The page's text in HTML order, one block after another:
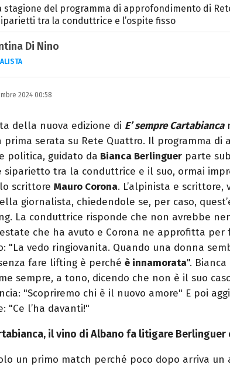
stagione del programma di approfondimento di
tra la conduttrice e l’ospite fisso
Di Nino
INSTAGRAM FACEBOOK SITO
laurea in Scienze Politiche, giornalista per
quotidiani, settimanali, siti e agenzie,
2024 00:58
della nuova edizione di E’ sempre Cartabianca
serata su Rete Quattro. Il programma di
politica, guidato da Bianca Berlinguer parte
siparietto tra la conduttrice e il suo, ormai
scrittore Mauro Corona. L’alpinista e scrittore,
giornalista, chiedendole se, per caso,
La conduttrice risponde che non avrebbe
che ha avuto e Corona ne approfitta per
"La vedo ringiovanita. Quando una donna
fare lifting è perché è innamorata".
sempre, a tono, dicendo che non è il suo
"Scopriremo chi è il nuovo amore" E poi
"Ce l’ha davanti!"
il vino di Albano fa litigare Berlinguer
un primo match perché poco dopo arriva un